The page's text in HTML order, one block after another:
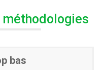
bas